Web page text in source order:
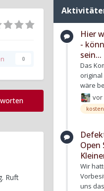
0
Ruft
Hier
-
sein...
Das
original
wäre
vor
kosten
Open
Wir
uns